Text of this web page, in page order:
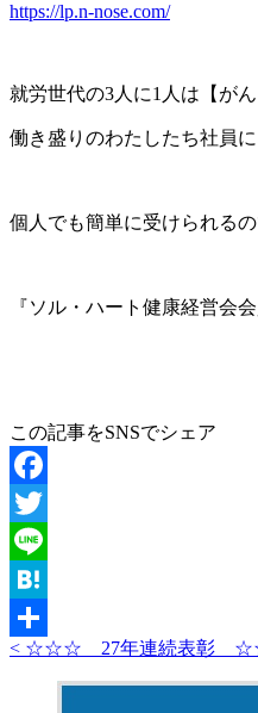
https://lp.n-nose.com/
就労世代の3人に1人は【が
働き盛りのわたしたち社員
個人でも簡単に受けられる
『ソル・ハート健康経営会会
この記事をSNSでシェア
Facebook
Twitter
Line
Hatena
共
< ☆☆☆ 27年連続表彰